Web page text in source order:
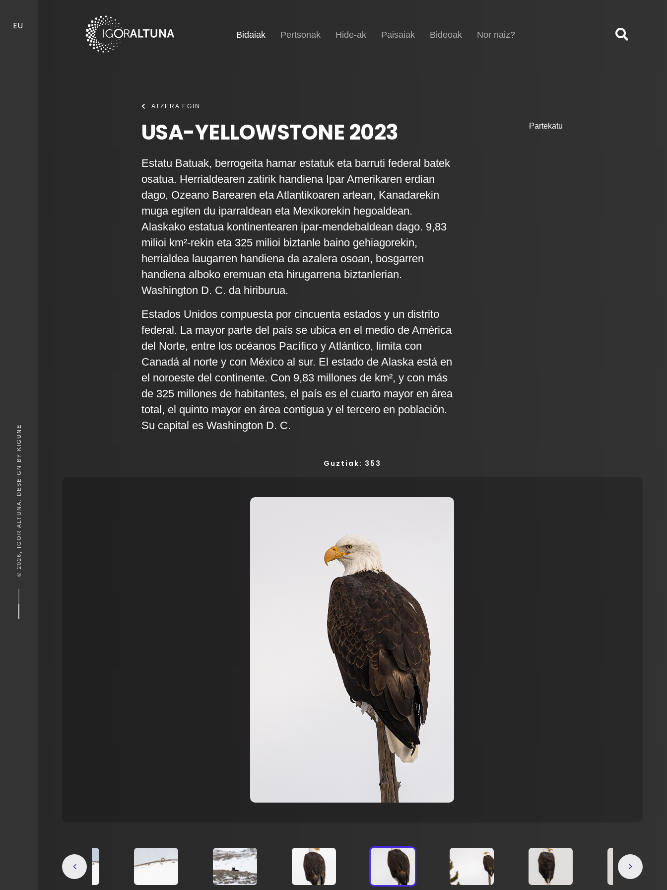
EU
© 2026, IGOR ALTUNA. DESEIGN BY
KIGUNE
Hasiera
Bidaiak(current)
Pertsonak Hide-ak Paisaiak Bideoak Nor naiz?
ATZERA EGIN
USA-YELLOWSTONE 2023
Estatu Batuak, berrogeita hamar estatuk eta barruti federal batek
osatua. Herrialdearen zatirik handiena Ipar Amerikaren erdian
dago, Ozeano Barearen eta Atlantikoaren artean, Kanadarekin
muga egiten du iparraldean eta Mexikorekin hegoaldean.
Alaskako estatua kontinentearen ipar-mendebaldean dago. 9,83
milioi km²-rekin eta 325 milioi biztanle baino gehiagorekin,
herrialdea laugarren handiena da azalera osoan, bosgarren
handiena alboko eremuan eta hirugarrena biztanlerian.
Washington D. C. da hiriburua.
Estados Unidos compuesta por cincuenta estados y un distrito
federal. La mayor parte del país se ubica en el medio de América
del Norte, entre los océanos Pacífico y Atlántico, limita con
Canadá al norte y con México al sur. El estado de Alaska está en
el noroeste del continente. Con 9,83 millones de km², y con más
de 325 millones de habitantes, el país es el cuarto mayor en área
total, el quinto mayor en área contigua y el tercero en población.
Su capital es Washington D. C.
Partekatu
Guztiak: 353